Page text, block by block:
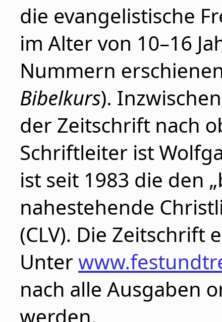
die evangelistische
im Alter von 10–16
Nummern
Bibelkurs).
der Zeitschrift nach
Schriftleiter ist
ist seit 1983 die den
nahestehende
(CLV). Die Zeitschrift
Unter
nach alle Ausgaben
werden.